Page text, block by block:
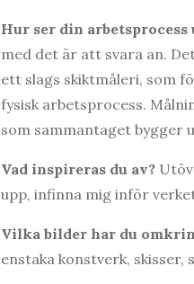
Hur ser din arbetsprocess
med det är att svara an.
ett slags skiktmåleri, som
fysisk arbetsprocess.
som sammantaget bygger
Vad inspireras du av?
upp, infinna mig inför
Vilka bilder har du
enstaka konstverk,